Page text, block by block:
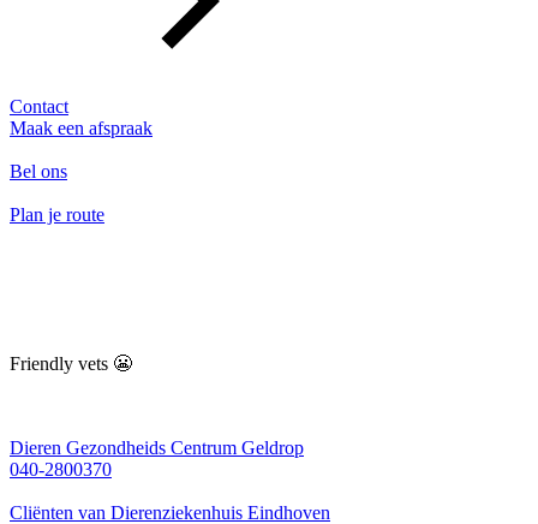
Contact
Maak een afspraak
Bel ons
Plan je route
Friendly vets 😬
Dieren Gezondheids Centrum Geldrop
040-2800370
Cliënten van Dierenziekenhuis Eindhoven